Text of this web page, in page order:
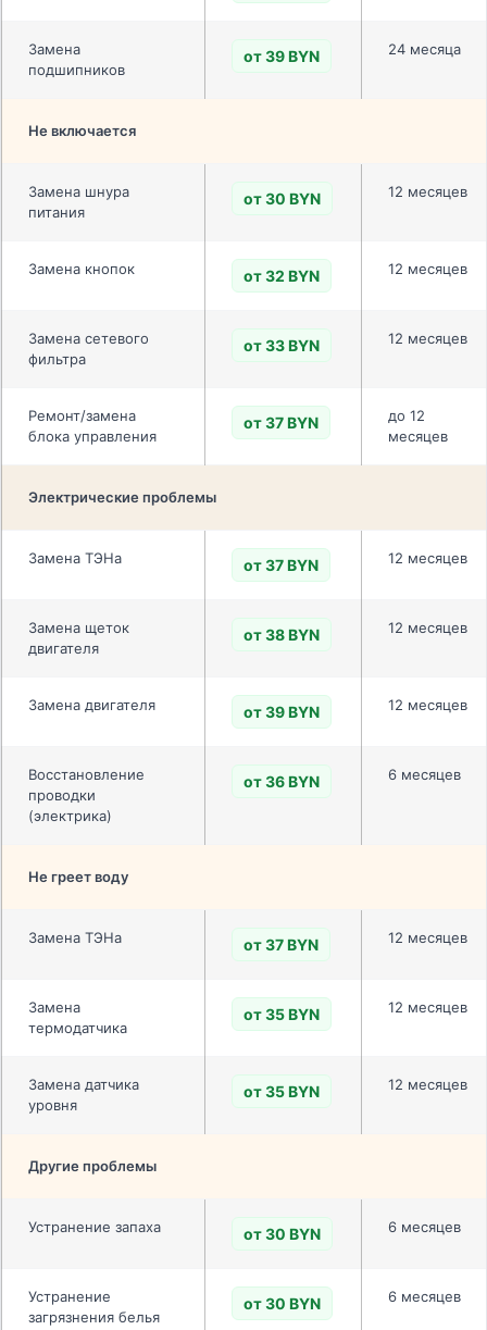
Замена
подшипников
от 39 BYN 24 месяца
Не включается
Замена шнура
питания
от 30 BYN 12 месяцев
Замена кнопок от 32 BYN 12 месяцев
Замена сетевого
фильтра
от 33 BYN 12 месяцев
Ремонт/замена
блока управления
от 37 BYN
до 12
месяцев
Электрические проблемы
Замена ТЭНа от 37 BYN 12 месяцев
Замена щеток
двигателя
от 38 BYN 12 месяцев
Замена двигателя от 39 BYN 12 месяцев
Восстановление
проводки
(электрика)
от 36 BYN 6 месяцев
Не греет воду
Замена ТЭНа от 37 BYN 12 месяцев
Замена
термодатчика
от 35 BYN 12 месяцев
Замена датчика
уровня
от 35 BYN 12 месяцев
Другие проблемы
Устранение запаха от 30 BYN 6 месяцев
Устранение
загрязнения белья
от 30 BYN 6 месяцев